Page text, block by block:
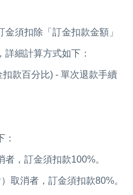
須扣除「訂金扣款金額」
細計算方式如下：
款百分比) - 單次退款手續
，訂金須扣款100%。
取消者，訂金須扣款80%。